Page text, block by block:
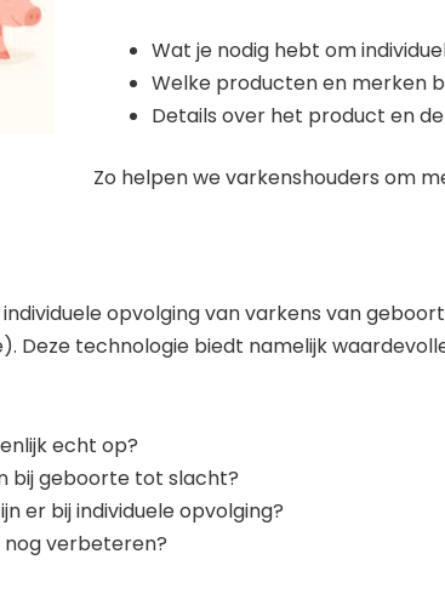
Wat je nodig hebt om
Welke producten en merken
Details over het product en
Zo helpen we varkenshouders om
opvolging van varkens van
Deze technologie biedt namelijk
echt op?
bij geboorte tot slacht?
er bij individuele opvolging?
nog verbeteren?